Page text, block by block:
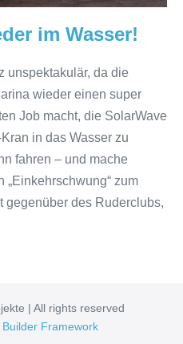
im Wasser!
unspektakulär, da die
wieder einen super
Job macht, die SolarWave
in das Wasser zu
fahren – und mache
zum
gegenüber des Ruderclubs,
| All rights reserved
Builder Framework